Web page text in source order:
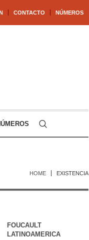
CONTACTO NÚMEROS
HOME EXISTENCIA
FOUCAULT
LATINOAMERICA